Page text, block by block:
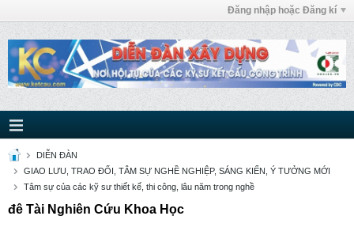
Đăng nhập hoặc Đăng kí
DIỄN ĐÀN
GIAO LƯU, TRAO ĐỔI, TÂM SỰ NGHỀ NGHIỆP, SÁNG KIẾN, Ý TƯỞNG MỚI
Tâm sự của các kỹ sư thiết kế, thi công, lâu năm trong nghề
đê Tài Nghiên Cứu Khoa Học